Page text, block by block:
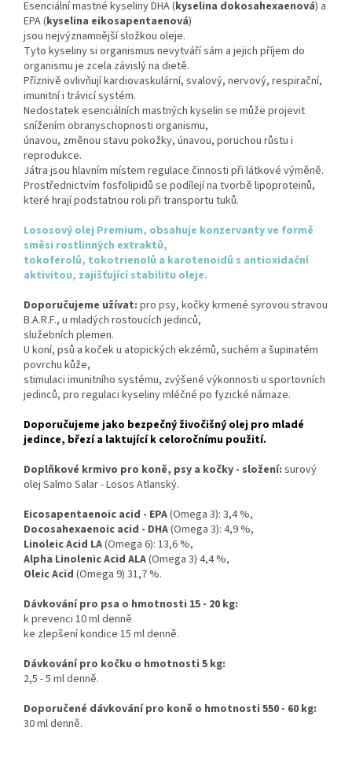
Esenciální mastné kyseliny DHA (kyselina dokosahexaenová) a
EPA (kyselina eikosapentaenová)
jsou nejvýznamnější složkou oleje.
Tyto kyseliny si organismus nevytváří sám a jejich příjem do
organismu je zcela závislý na dietě.
Příznivě ovlivňují kardiovaskulární, svalový, nervový, respirační,
imunitní i trávicí systém.
Nedostatek esenciálních mastných kyselin se může projevit
snížením obranyschopnosti organismu,
únavou, změnou stavu pokožky, únavou, poruchou růstu i
reprodukce.
Játra jsou hlavním místem regulace činnosti při látkové výměně.
Prostřednictvím fosfolipidů se podílejí na tvorbě lipoproteinů,
které hrají podstatnou roli při transportu tuků.
Lososový olej Premium, obsahuje konzervanty ve formě
směsi rostlinných extraktů,
tokoferolů, tokotrienolů a karotenoidů s antioxidační
aktivitou, zajišťující stabilitu oleje.
Doporučujeme užívat: pro psy, kočky krmené syrovou stravou
B.A.R.F., u mladých rostoucích jedinců,
služebních plemen.
U koní, psů a koček u atopických ekzémů, suchém a šupinatém
povrchu kůže,
stimulaci imunitního systému, zvýšené výkonnosti u sportovních
jedinců, pro regulaci kyseliny mléčné po fyzické námaze.
Doporučujeme jako bezpečný živočišný olej pro mladé
jedince, březí a laktující k celoročnímu použití.
Doplňkové krmivo pro koně, psy a kočky - složení: surový
olej Salmo Salar - Losos Atlanský.
Eicosapentaenoic acid - EPA(Omega 3): 3,4 %,
Docosahexaenoic acid - DHA(Omega 3): 4,9 %,
Linoleic Acid LA(Omega 6): 13,6 %,
Alpha Linolenic Acid ALA(Omega 3) 4,4 %,
Oleic Acid (Omega 9) 31,7 %.
Dávkování pro psa o hmotnosti 15 - 20 kg:
k prevenci 10 ml denně
ke zlepšení kondice 15 ml denně.
Dávkování pro kočku o hmotnosti 5 kg:
2,5 - 5 ml denně.
Doporučené dávkování pro koně o hmotnosti 550 - 60 kg:
30 ml denně.